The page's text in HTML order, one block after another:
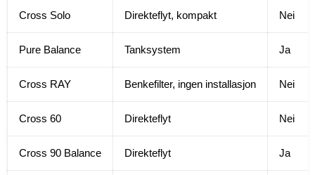
Cross Solo Direkteflyt, kompakt Nei
Pure Balance Tanksystem Ja
Cross RAY Benkefilter, ingen installasjon Nei
Cross 60 Direkteflyt Nei
Cross 90 Balance Direkteflyt Ja